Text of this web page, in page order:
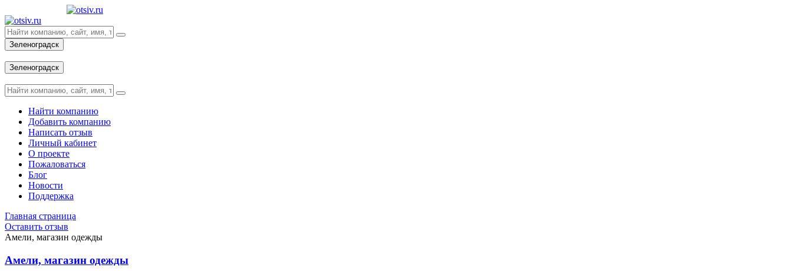
Зеленоградск
Зеленоградск
Найти компанию
Добавить компанию
Написать отзыв
Личный кабинет
О проекте
Пожаловаться
Блог
Новости
Поддержка
Главная страница
Оставить отзыв
Амели, магазин одежды
Амели, магазин одежды